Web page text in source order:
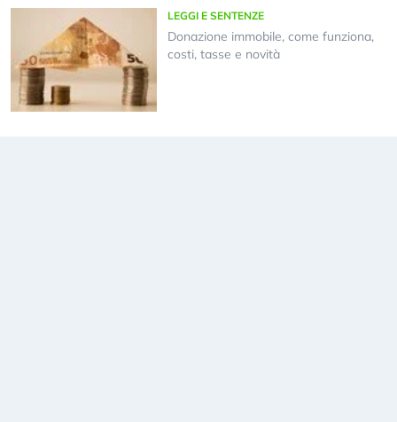
LEGGI E SENTENZE
Donazione immobile, come funziona,
costi, tasse e novità